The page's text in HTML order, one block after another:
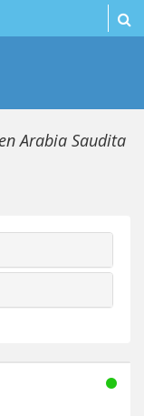
Arabia Saudita